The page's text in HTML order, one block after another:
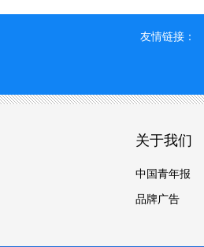
友情链接：
关于我们
中国青年报
品牌广告